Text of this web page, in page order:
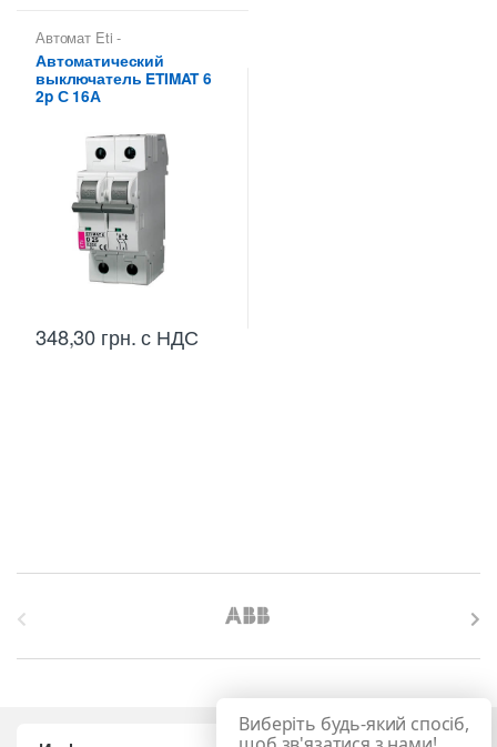
Автомат Eti -
Автоматические
выключатели Eti,
Автоматические
выключатели Etimat
Автоматические
Автоматический
выключатель ETIMAT 6
2p С 16А
348,30 грн.с НДС
Виберіть будь-який спосіб,